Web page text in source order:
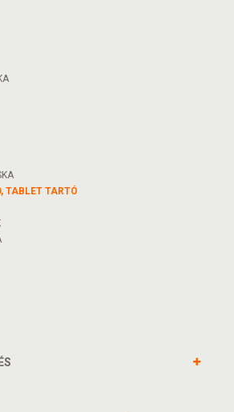
TABLET TARTÓ